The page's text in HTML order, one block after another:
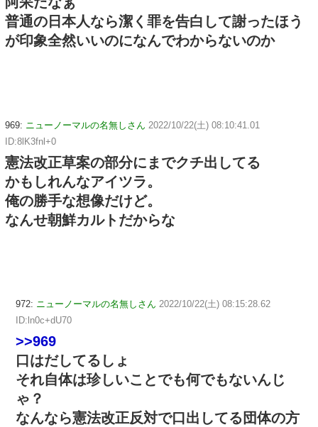
普通の日本人なら潔く罪を告白して謝ったほう
が印象全然いいのになんでわからないのか
969: ニューノーマルの名無しさん 2022/10/22(土) 08:10:41.01
ID:8lK3fnl+0
憲法改正草案の部分にまでクチ出してる
かもしれんなアイツラ。
俺の勝手な想像だけど。
なんせ朝鮮カルトだからな
972: ニューノーマルの名無しさん 2022/10/22(土) 08:15:28.62
ID:ln0c+dU70
>>969
口はだしてるしょ
それ自体は珍しいことでも何でもないんじ
ゃ？
なんなら憲法改正反対で口出してる団体の方